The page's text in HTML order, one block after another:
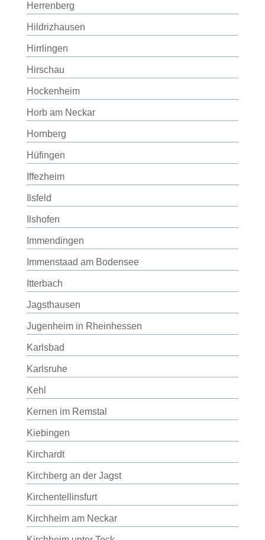
Herrenberg
Hildrizhausen
Hirrlingen
Hirschau
Hockenheim
Horb am Neckar
Hornberg
Hüfingen
Iffezheim
Ilsfeld
Ilshofen
Immendingen
Immenstaad am Bodensee
Itterbach
Jagsthausen
Jugenheim in Rheinhessen
Karlsbad
Karlsruhe
Kehl
Kernen im Remstal
Kiebingen
Kirchardt
Kirchberg an der Jagst
Kirchentellinsfurt
Kirchheim am Neckar